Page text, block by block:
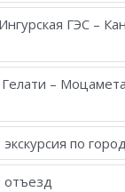
ГЭС –
Гелати –
по
отъезд